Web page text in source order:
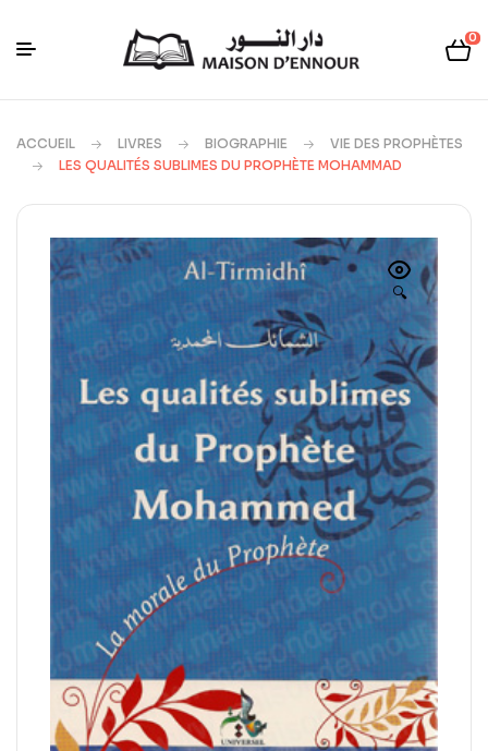
0
ACCUEIL LIVRES BIOGRAPHIE
VIE DES PROPHÈTES
LES QUALITÉS SUBLIMES DU PROPHÈTE MOHAMMAD
🔍